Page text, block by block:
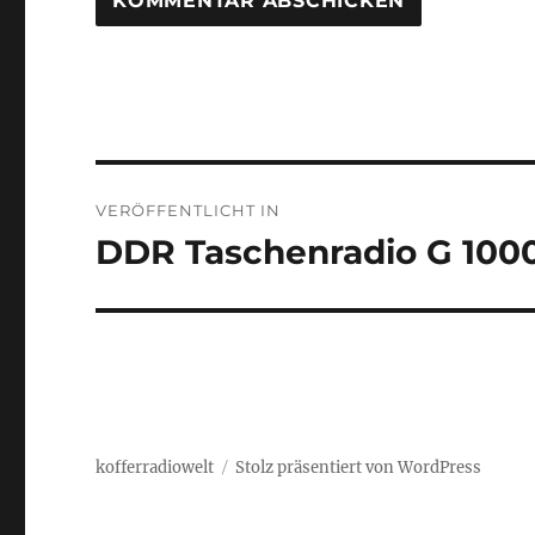
VERÖFFENTLICHT IN
DDR Taschenradio G
kofferradiowelt Stolz präsentiert von WordPress